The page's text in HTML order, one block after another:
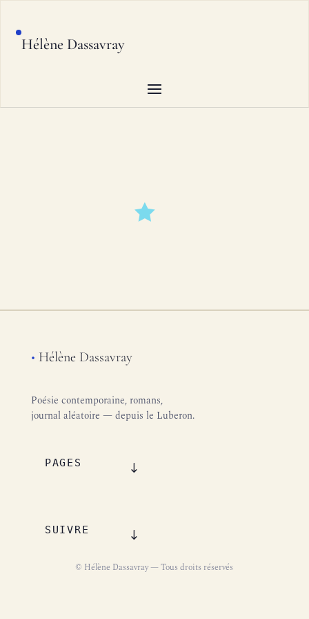
Hélène Dassavray
• Hélène Dassavray
Poésie contemporaine, romans,
journal aléatoire — depuis le Luberon.
PAGES
SUIVRE
© Hélène Dassavray — Tous droits réservés